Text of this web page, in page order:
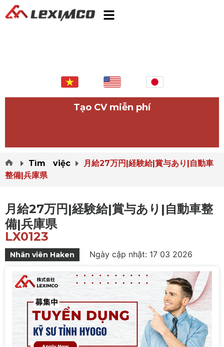
Tạo CV miễn phí
Tìm việc
月給27万円|経験給|賞与あり|自動車
整備|兵庫県
月給27万円|経験給|賞与あり|自動車整
備|兵庫県
LX0123
Nhân viên Haken Ngày cập nhật: 17 03 2026